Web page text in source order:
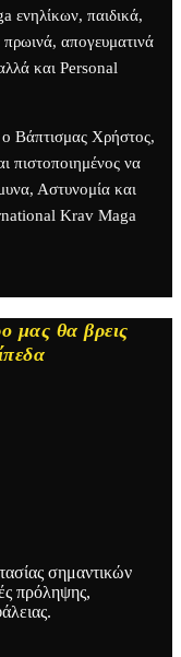
ενηλίκων, παιδικά,
πρωινά, απογευματινά
και Personal
ο Βάπτισμας Χρήστος,
πιστοποιημένος να
Αστυνομία και
Krav Maga
μας θα βρεις
σημαντικών
πρόληψης,